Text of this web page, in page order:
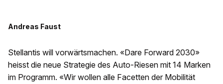
Andreas Faust
Stellantis will vorwärtsmachen. «Dare Forward 2030»
heisst die neue Strategie des Auto-Riesen mit 14 Marken
im Programm. «Wir wollen alle Facetten der Mobilität